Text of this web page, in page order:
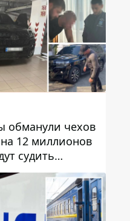
обманули чехов
12 миллионов
судить
организацию